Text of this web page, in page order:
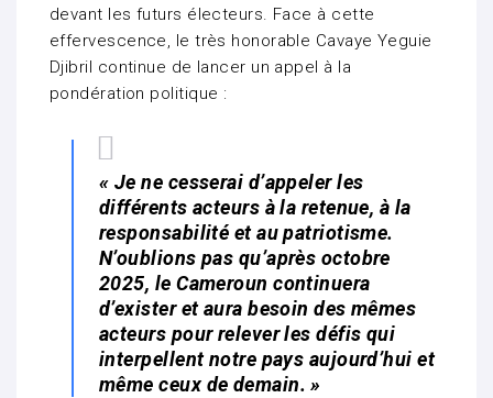
devant les futurs électeurs. Face à cette
effervescence, le très honorable Cavaye Yeguie
Djibril continue de lancer un appel à la
pondération politique :
« Je ne cesserai d’appeler les
différents acteurs à la retenue, à la
responsabilité et au patriotisme.
N’oublions pas qu’après octobre
2025, le Cameroun continuera
d’exister et aura besoin des mêmes
acteurs pour relever les défis qui
interpellent notre pays aujourd’hui et
même ceux de demain. »